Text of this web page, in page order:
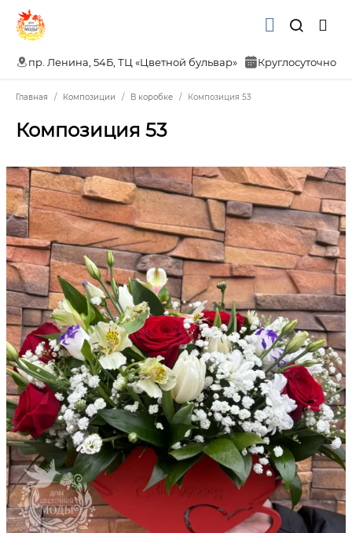
пр. Ленина, 54Б, ТЦ «Цветной бульвар» Круглосуточно
Главная Композиции В коробке Композиция 53
Композиция 53